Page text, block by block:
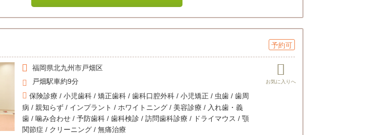
予約可
福岡県北九州市戸畑区
戸畑駅車約9分
保険診療 / 小児歯科 / 矯正歯科 / 歯科口腔外科 / 小児矯正 / 虫歯 / 歯周
病 / 親知らず / インプラント / ホワイトニング / 美容診療 / 入れ歯・義
歯 / 噛み合わせ / 予防歯科 / 歯科検診 / 訪問歯科診療 / ドライマウス / 顎
関節症 / クリーニング / 無痛治療